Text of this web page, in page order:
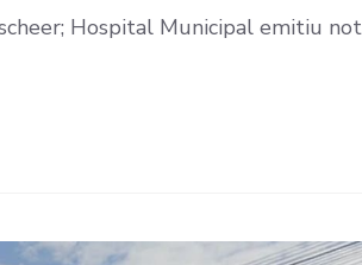
Hospital Municipal emitiu